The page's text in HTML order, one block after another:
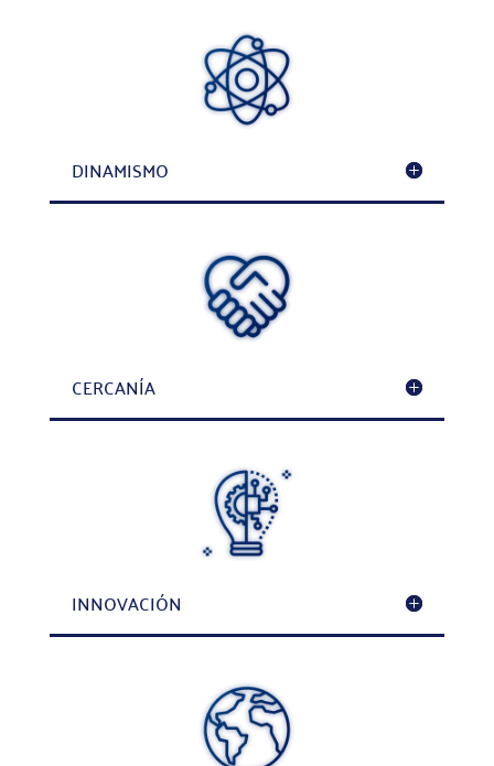
DINAMISMO
CERCANÍA
INNOVACIÓN